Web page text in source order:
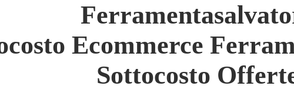
nel Network
Ecommerce
Sottocosto